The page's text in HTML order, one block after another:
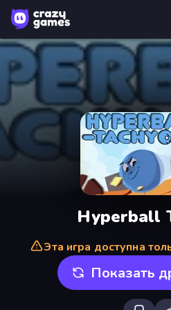
Hyperball
Эта игра доступна
Показать